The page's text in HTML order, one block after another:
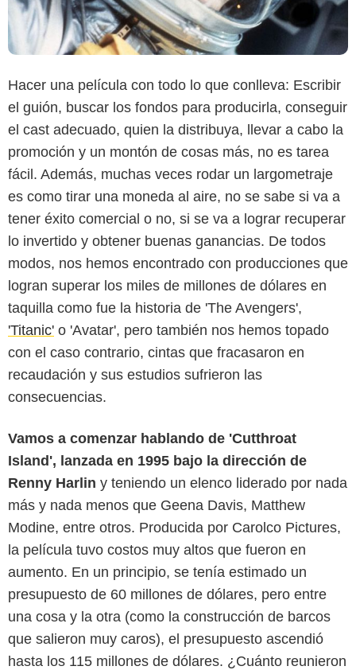
Hacer una película con todo lo que conlleva: Escribir
el guión, buscar los fondos para producirla, conseguir
el cast adecuado, quien la distribuya, llevar a cabo la
promoción y un montón de cosas más, no es tarea
fácil. Además, muchas veces rodar un largometraje
es como tirar una moneda al aire, no se sabe si va a
tener éxito comercial o no, si se va a lograr recuperar
lo invertido y obtener buenas ganancias. De todos
modos, nos hemos encontrado con producciones que
logran superar los miles de millones de dólares en
taquilla como fue la historia de 'The Avengers',
'Titanic' o 'Avatar', pero también nos hemos topado
con el caso contrario, cintas que fracasaron en
recaudación y sus estudios sufrieron las
consecuencias.
Vamos a comenzar hablando de 'Cutthroat
Island', lanzada en 1995 bajo la dirección de
Renny Harlin y teniendo un elenco liderado por nada
más y nada menos que Geena Davis, Matthew
Modine, entre otros. Producida por Carolco Pictures,
la película tuvo costos muy altos que fueron en
aumento. En un principio, se tenía estimado un
presupuesto de 60 millones de dólares, pero entre
una cosa y la otra (como la construcción de barcos
que salieron muy caros), el presupuesto ascendió
hasta los 115 millones de dólares. ¿Cuánto reunieron
D.R.